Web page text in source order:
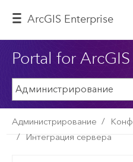
ArcGIS Enterprise
Portal for ArcGIS
Администрирование
Интеграция сервера